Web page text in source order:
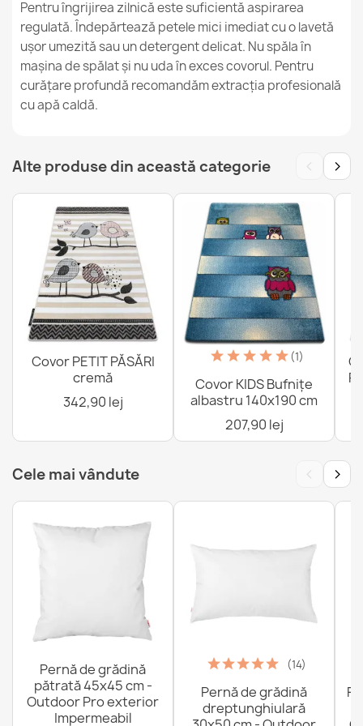
Covor BAMBINO Excavator Spălabil
121,90 lej
121,90 lej
Pentru îngrijirea zilnică este suficientă aspirarea
regulată. Îndepărtează petele mici imediat cu o lavetă
ușor umezită sau un detergent delicat. Nu spăla în
mașina de spălat și nu uda în exces covorul. Pentru
curățare profundă recomandăm extracția profesională
cu apă caldă.
Alte produse din această categorie ‹ ›
Covor PETIT PĂSĂRI
cremă
342,90 lej
(1)
Covor KIDS Bufnițe
albastru 140x190 cm
207,90 lej
Cele mai vândute ‹ ›
Pernă de grădină
pătrată 45x45 cm -
Outdoor Pro exterior
Impermeabil
(14)
Pernă de grădină
dreptunghiulară